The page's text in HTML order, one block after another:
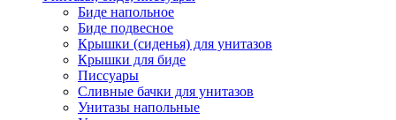
Биде напольное
Биде подвесное
Крышки (сиденья) для унитазов
Крышки для биде
Писсуары
Сливные бачки для унитазов
Унитазы напольные